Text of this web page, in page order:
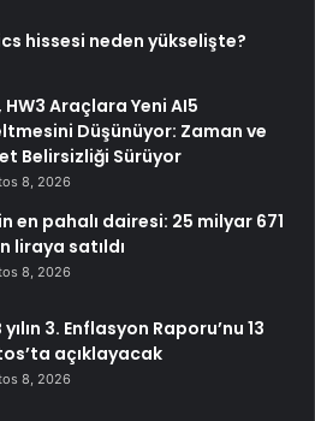
hissesi neden yükselişte?
HW3 Araçlara Yeni AI5
Düşünüyor: Zaman ve
Belirsizliği Sürüyor
8, 2026
en pahalı dairesi: 25 milyar 671
liraya satıldı
8, 2026
yılın 3. Enflasyon Raporu’nu 13
açıklayacak
8, 2026